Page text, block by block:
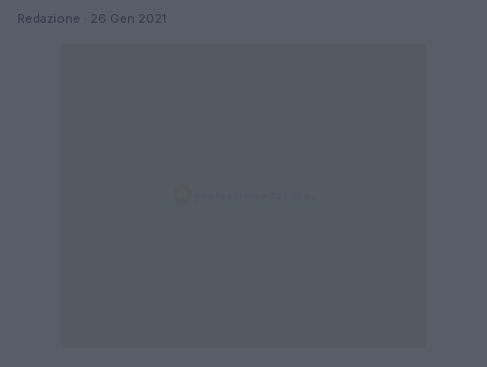
Redazione · 26 Gen 2021